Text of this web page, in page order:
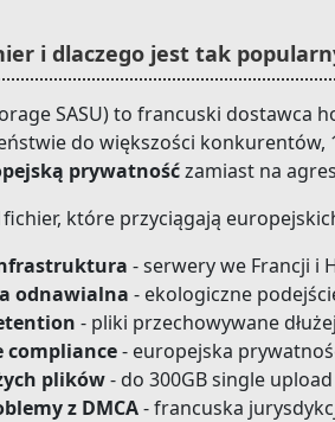
i dlaczego jest tak
SASU) to francuski dostawca
do większości
prywatnośćzamiast na
które przyciągają
- serwery we Francji i
odnawialna - ekologiczne
- pliki przechowywane
compliance- europejska
plików- do 300GB single upload
z DMCA- francuska